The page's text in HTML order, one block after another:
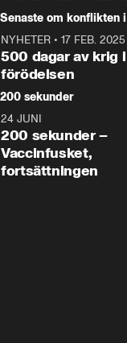
Senaste om konflikten
NYHETER • 17 FEB. 2025
500 dagar av krig
förödelsen
200 sekunder
24 JUNI
200 sekunder –
Vaccinfusket,
fortsättningen